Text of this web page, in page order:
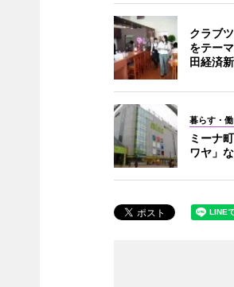
クラブ
をテー
田経済新
暮らす・働
ミーナ
ワヤ」